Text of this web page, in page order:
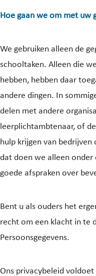
Hoe gaan we om met uw
We gebruiken alleen de
schooltaken. Alleen die
hebben, hebben daar
andere dingen. In
delen met andere
leerplichtambtenaar, of
hulp krijgen van bedrijven
dat doen we alleen
goede afspraken over
Bent u als ouders het
recht om een klacht in te
Persoonsgegevens.
Ons privacybeleid